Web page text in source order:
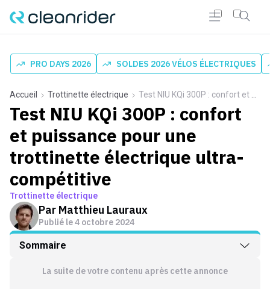
PRO DAYS 2026 SOLDES 2026 VÉLOS ÉLECTRIQUES
Accueil Trottinette électrique Test NIU KQi 300P : confort et puissance pour une trottinette électrique ultra-compétitive
Test NIU KQi 300P : confort
et puissance pour une
trottinette électrique ultra-
compétitive
Trottinette électrique
Par Matthieu Lauraux
Publié le4 octobre 2024
Sommaire
La suite de votre contenu après cette annonce